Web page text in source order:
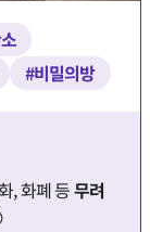
#비밀의방
, 화폐 등무려